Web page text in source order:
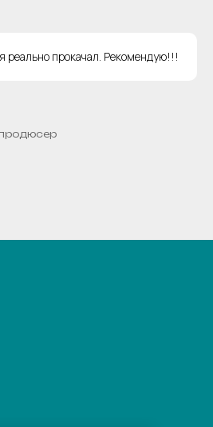
реально прокачал. Рекомендую!!!